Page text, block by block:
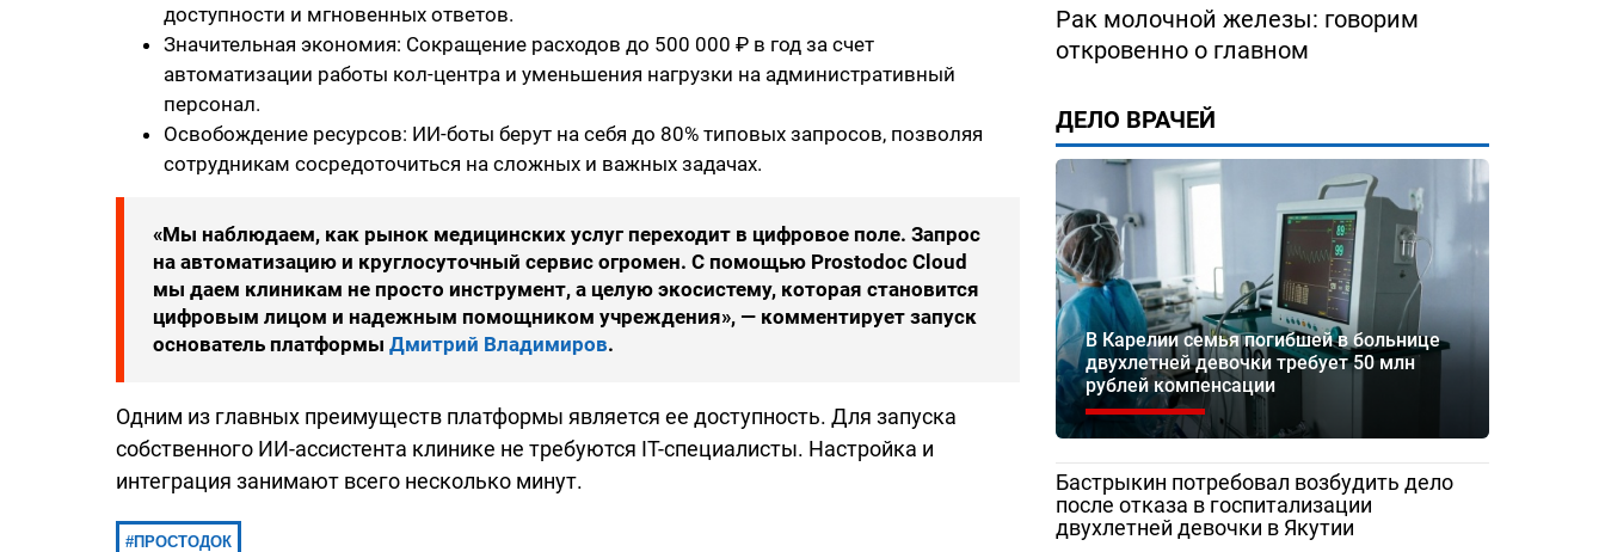
доступности и мгновенных ответов.
Значительная экономия: Сокращение расходов до 500 000 ₽ в год за счет
автоматизации работы кол-центра и уменьшения нагрузки на административный
персонал.
Освобождение ресурсов: ИИ-боты берут на себя до 80% типовых запросов, позволяя
сотрудникам сосредоточиться на сложных и важных задачах.
«Мы наблюдаем, как рынок медицинских услуг переходит в цифровое поле. Запрос
на автоматизацию и круглосуточный сервис огромен. С помощью Prostodoc Cloud
мы даем клиникам не просто инструмент, а целую экосистему, которая становится
цифровым лицом и надежным помощником учреждения», — комментирует запуск
основатель платформы Дмитрий Владимиров.
Одним из главных преимуществ платформы является ее доступность. Для запуска
собственного ИИ-ассистента клинике не требуются IT-специалисты. Настройка и
интеграция занимают всего несколько минут.
ПРОСТОДОК
Рак молочной железы: говорим
откровенно о главном
ДЕЛО ВРАЧЕЙ
В Карелии семья погибшей в больнице
двухлетней девочки требует 50 млн
рублей компенсации
Бастрыкин потребовал возбудить дело
после отказа в госпитализации
двухлетней девочки в Якутии